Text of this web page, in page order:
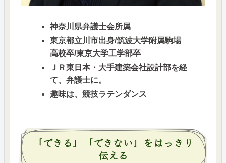
神奈川県弁護士会所属
東京都立川市出身/筑波大学附属駒場
高校卒/東京大学工学部卒
ＪＲ東日本・大手建築会社設計部を経
て、弁護士に。
趣味は、競技ラテンダンス
「できる」「できない」をはっきり
伝える